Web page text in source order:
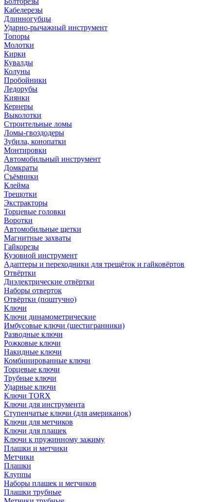
Кабелерезы
Длинногубцы
Ударно-рычажный инструмент
Топоры
Молотки
Кирки
Кувалды
Колуны
Пробойники
Ледорубы
Киянки
Кернеры
Выколотки
Строительные ломы
Ломы-гвоздодеры
Зубила, конопатки
Монтировки
Автомобильный инструмент
Домкраты
Съёмники
Клейма
Трещотки
Экстракторы
Торцевые головки
Воротки
Автомобильные щетки
Магнитные захваты
Гайкорезы
Кузовной инструмент
Адаптеры и переходники для трещёток и гайковёртов
Отвёртки
Диэлектрические отвёртки
Наборы отверток
Отвёртки (поштучно)
Ключи
Ключи динамометрические
Имбусовые ключи (шестигранники)
Разводные ключи
Рожковые ключи
Накидные ключи
Комбинированные ключи
Торцевые ключи
Трубные ключи
Ударные ключи
Ключи TORX
Ключи для инструмента
Ступенчатые ключи (для американок)
Ключи для метчиков
Ключи для плашек
Ключи к пружинному зажиму
Плашки и метчики
Метчики
Плашки
Клуппы
Наборы плашек и метчиков
Плашки трубные